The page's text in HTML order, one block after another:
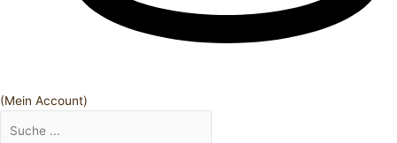
(Mein Account)